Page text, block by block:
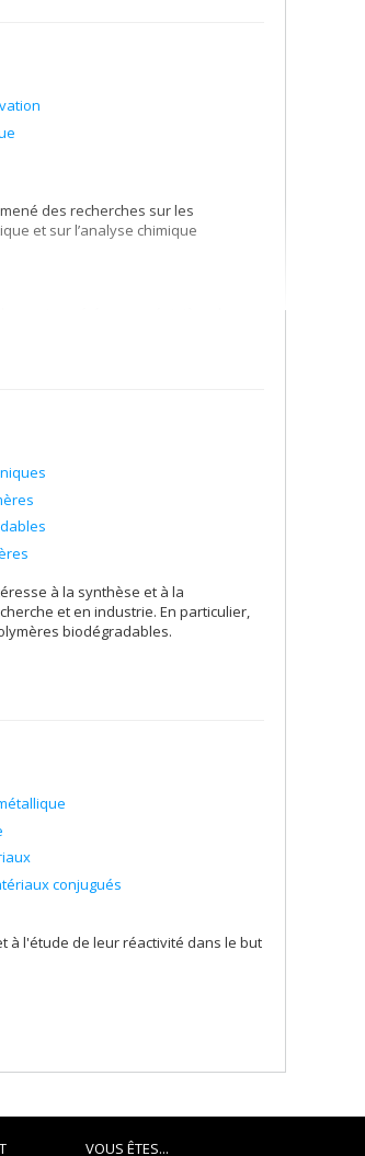
des recherches sur les
et sur l’analyse chimique
a été une « pépinière de
étudiants au niveau de la maîtrise ou
à la synthèse et à la
et en industrie. En particulier,
biodégradables.
conjugués
à l'étude de leur réactivité dans le but
VOUS ÊTES...